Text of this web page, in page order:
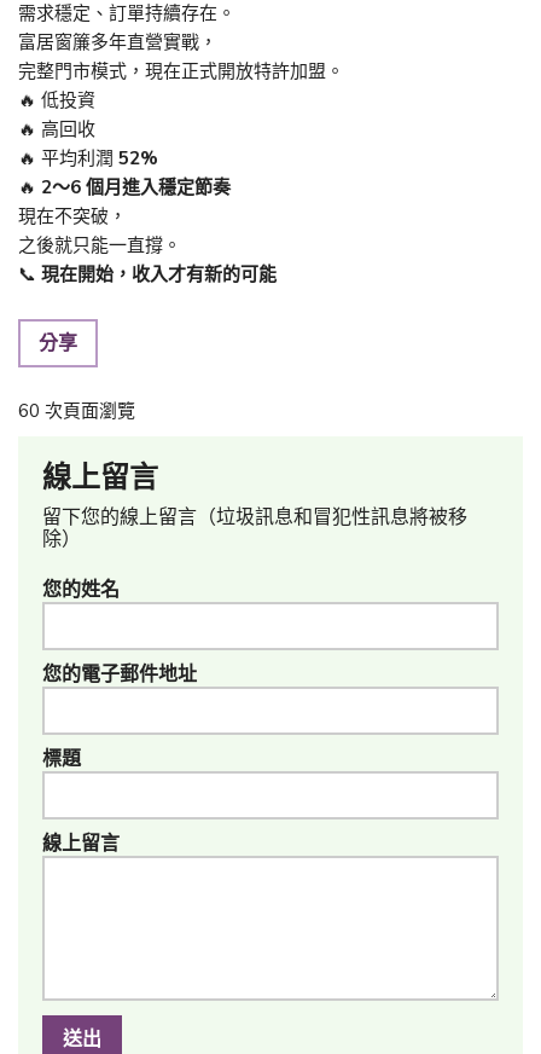
需求穩定、訂單持續存在。
富居窗簾多年直營實戰，
完整門市模式，現在正式開放特許加盟。
🔥 低投資
🔥 高回收
🔥 平均利潤 52%
🔥 2～6 個月進入穩定節奏
現在不突破，
之後就只能一直撐。
📞 現在開始，收入才有新的可能
分享
60 次頁面瀏覽
線上留言
留下您的線上留言（垃圾訊息和冒犯性訊息將被移
除）
您的姓名
您的電子郵件地址
標題
線上留言
送出